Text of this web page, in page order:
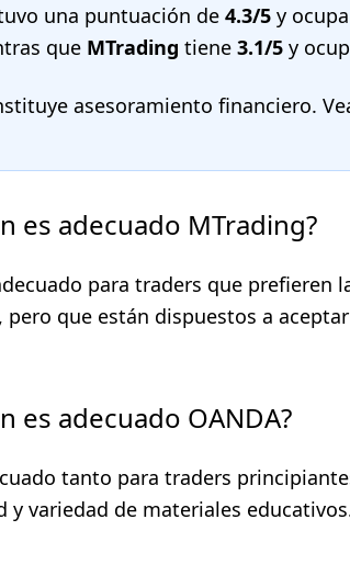
una puntuación de 4.3/5 y
que MTrading tiene 3.1/5 y
asesoramiento financiero.
es adecuado MTrading?
para traders que prefieren
que están dispuestos a
es adecuado OANDA?
tanto para traders
y variedad de materiales